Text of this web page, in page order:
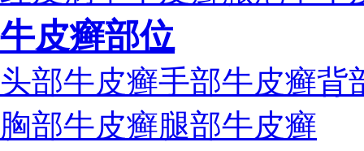
牛皮癣部位
头部牛皮癣手部牛皮癣背
胸部牛皮癣腿部牛皮癣